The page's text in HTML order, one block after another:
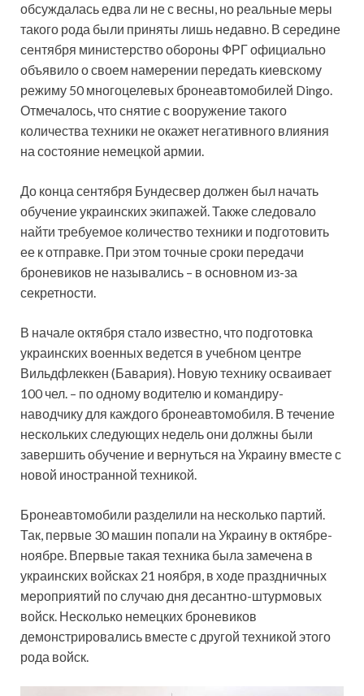
обсуждалась едва ли не с весны, но реальные меры
такого рода были приняты лишь недавно. В середине
сентября министерство обороны ФРГ официально
объявило о своем намерении передать киевскому
режиму 50 многоцелевых бронеавтомобилей Dingo.
Отмечалось, что снятие с вооружение такого
количества техники не окажет негативного влияния
на состояние немецкой армии.
До конца сентября Бундесвер должен был начать
обучение украинских экипажей. Также следовало
найти требуемое количество техники и подготовить
ее к отправке. При этом точные сроки передачи
броневиков не назывались – в основном из-за
секретности.
В начале октября стало известно, что подготовка
украинских военных ведется в учебном центре
Вильдфлеккен (Бавария). Новую технику осваивает
100 чел. – по одному водителю и командиру-
наводчику для каждого бронеавтомобиля. В течение
нескольких следующих недель они должны были
завершить обучение и вернуться на Украину вместе с
новой иностранной техникой.
Бронеавтомобили разделили на несколько партий.
Так, первые 30 машин попали на Украину в октябре-
ноябре. Впервые такая техника была замечена в
украинских войсках 21 ноября, в ходе праздничных
мероприятий по случаю дня десантно-штурмовых
войск. Несколько немецких броневиков
демонстрировались вместе с другой техникой этого
рода войск.